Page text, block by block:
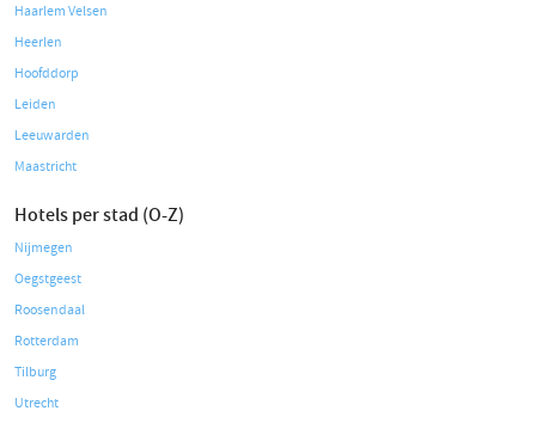
Haarlem Velsen
Heerlen
Hoofddorp
Leiden
Leeuwarden
Maastricht
Hotels per stad (O-Z)
Nijmegen
Oegstgeest
Roosendaal
Rotterdam
Tilburg
Utrecht